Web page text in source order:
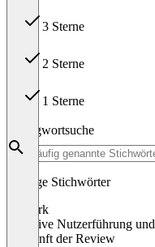
3 Sterne
2 Sterne
1 Sterne
Schlagwortsuche
Häufige Stichwörter
billwerk
“intuitive Nutzerführung
Herkunft der Review